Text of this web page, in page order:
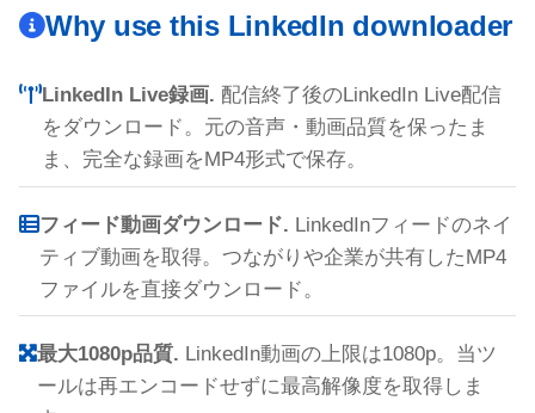
Why use this LinkedIn downloader
LinkedIn Live録画. 配信終了後のLinkedIn Live配信
をダウンロード。元の音声・動画品質を保ったま
ま、完全な録画をMP4形式で保存。
フィード動画ダウンロード. LinkedInフィードのネイ
ティブ動画を取得。つながりや企業が共有したMP4
ファイルを直接ダウンロード。
最大1080p品質. LinkedIn動画の上限は1080p。当ツ
ールは再エンコードせずに最高解像度を取得しま